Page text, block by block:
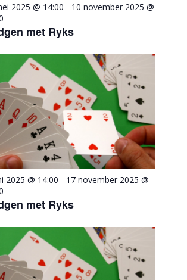
met Ryks
2025 @ 14:00 - 10 november 2025 @
met Ryks
2025 @ 14:00 - 17 november 2025 @